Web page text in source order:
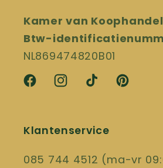
Kamer van
Btw-
NL869474820B01
FacebookInstagram
TikTok Pinterest
Klantenservice
085 744 4512 (ma-vr